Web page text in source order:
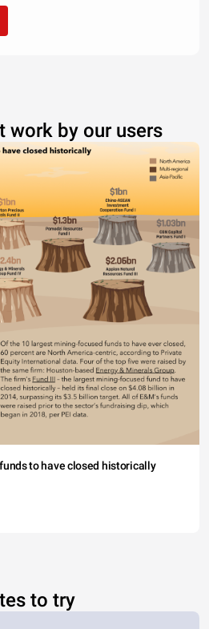
work by our users
to have closed historically
to try